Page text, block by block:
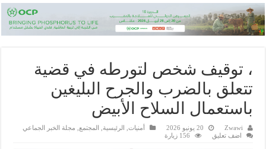
، توقيف شخص لتورطه في قضية
تتعلق بالضرب والجرح البليغين
باستعمال السلاح الأبيض
Zwawi 20 يونيو 2026 أمنيات الرئيسية المجتمع
مجلة الخبر الجماعي
اضف تعليق
156 زيارة